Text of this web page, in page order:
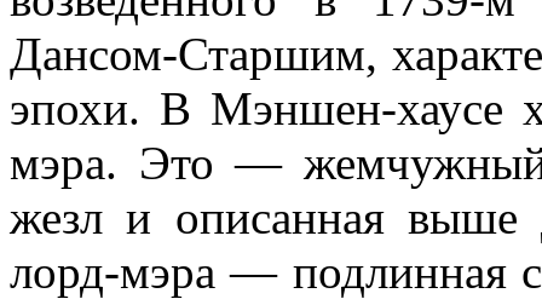
Дансом-Старшим,
эпохи. В Мэншен-хаусе
мэра. Это — жемчужный
жезл и описанная выше
лорд-мэра — подлинная